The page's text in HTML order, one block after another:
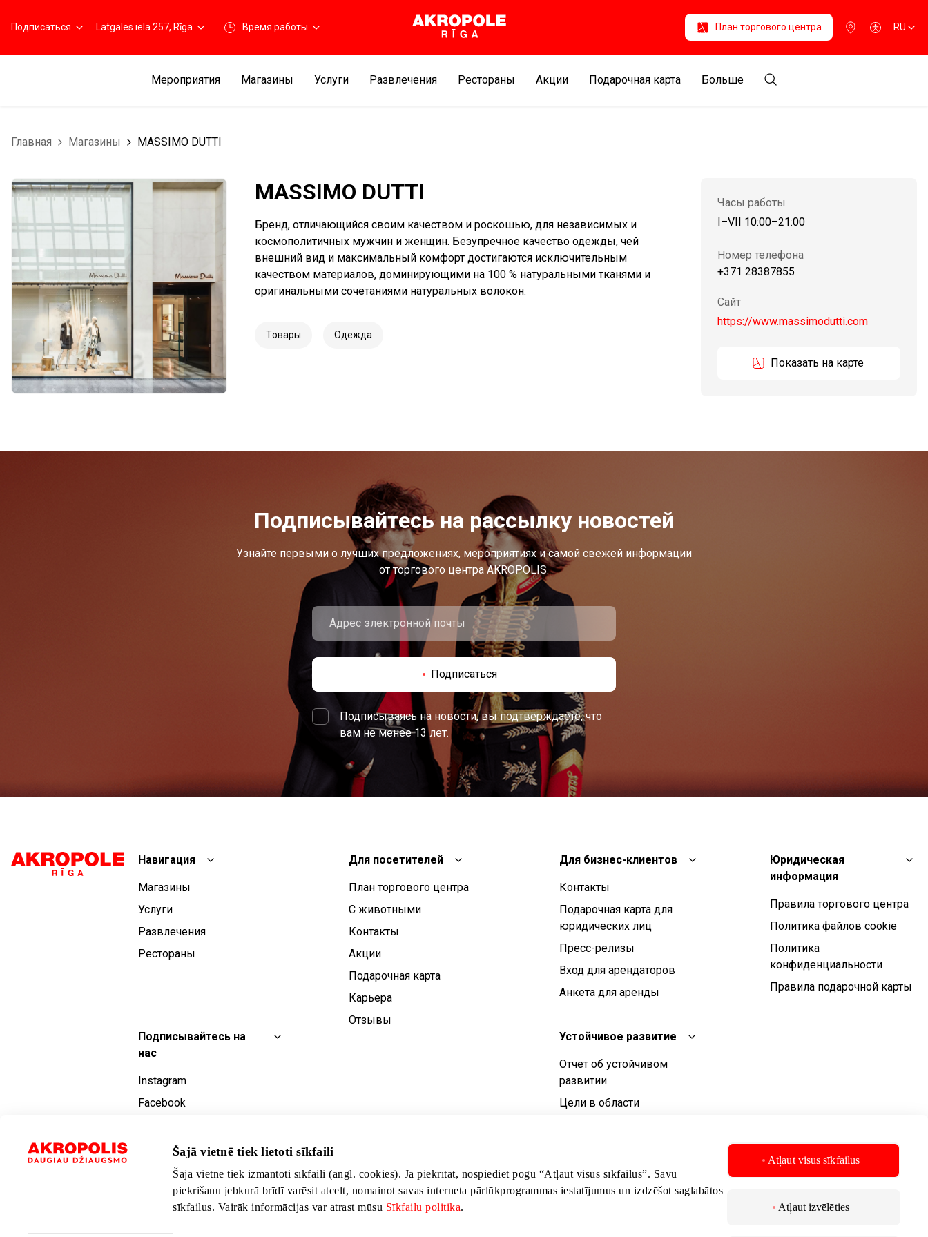
Šajā vietnē tiek lietoti sīkfaili
Šajā vietnē tiek izmantoti sīkfaili (angl. cookies). Ja piekrītat, nospiediet pogu “Atļaut visus sīkfailus”. Savu
piekrišanu jebkurā brīdī varēsit atcelt, nomainot savas interneta pārlūkprogrammas iestatījumus un izdzēšot saglabātos
sīkfailus. Vairāk informācijas var atrast mūsu Sīkfailu politika.
Atļaut visus sīkfailus
Atļaut izvēlēties
Подписаться Latgales iela 257, Rīga Время работы План торгового центра RU
Мероприятия Магазины Услуги Развлечения Рестораны Aкции Подарочная карта Больше
Главная Магазины MASSIMO DUTTI
MASSIMO DUTTI
Бренд, отличающийся своим качеством и роскошью, для независимых и
космополитичных мужчин и женщин. Безупречное качество одежды, чей
внешний вид и максимальный комфорт достигаются исключительным
качеством материалов, доминирующими на 100 % натуральными тканями и
оригинальными сочетаниями натуральных волокон.
Tовары Одежда
Часы работы
I–VII 10:00–21:00
Номер телефона
+371 28387855
Сайт
https://www.massimodutti.com
Показать на карте
Подписывайтесь на рассылку новостей
Узнайте первыми о лучших предложениях, мероприятиях и самой свежей информации
от торгового центра AKROPOLIS.
Подписаться
Подписываясь на новости, вы подтверждаете, что
вам не менее 13 лет.
Навигация
Магазины
Услуги
Развлечения
Рестораны
Для посетителей
План торгового центра
С животными
Контакты
Aкции
Подарочная карта
Карьера
Отзывы
Для бизнес-клиентов
Контакты
Подарочная карта для
юридических лиц
Пресс-релизы
Вход для арендаторов
Анкета для аренды
Устойчивое развитие
Отчет об устойчивом
развитии
Цели в области
Юридическая
информация
Правила торгового центра
Политика файлов cookie
Политика
конфиденциальности
Правила подарочной карты
Подписывайтесь на
нас
Instagram
Facebook